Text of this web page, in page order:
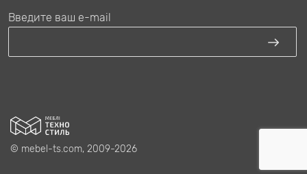
Введите ваш e-mail
© mebel-ts.com, 2009-2026